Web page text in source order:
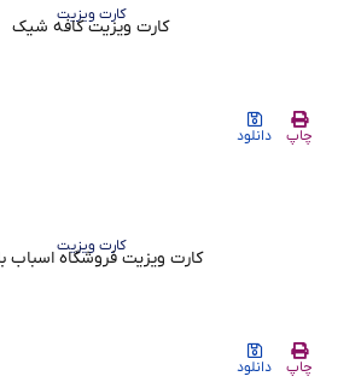
کارت ویزیت
کارت ویزیت کافه شیک
چاپ دانلود
کارت ویزیت
کارت ویزیت فروشگاه اسباب
چاپ دانلود